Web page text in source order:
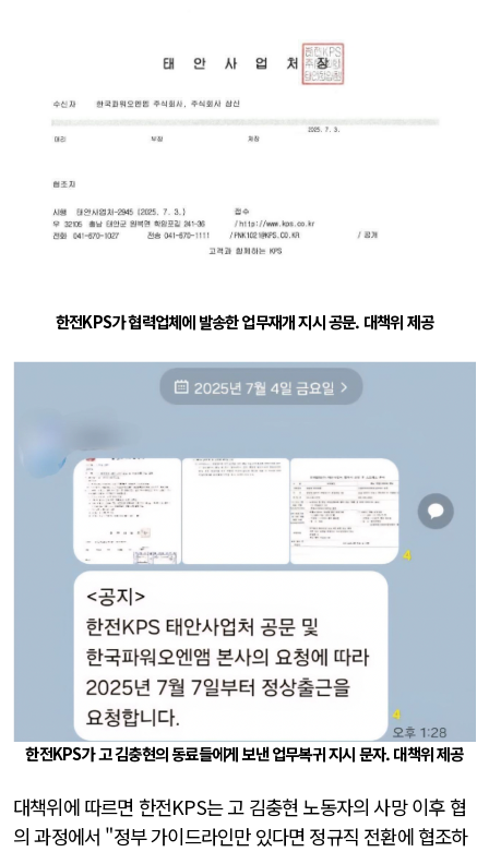
한전KPS가 협력업체에 발송한 업무재개 지시 공문. 대책위 제공
한전KPS가 고 김충현의 동료들에게 보낸 업무복귀 지시 문자. 대책위 제공
대책위에 따르면 한전KPS는 고 김충현 노동자의 사망 이후 협
의 과정에서 "정부 가이드라인만 있다면 정규직 전환에 협조하